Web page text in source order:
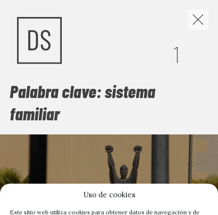
Uso de cookies
Este sitio web utiliza cookies para obtener datos de navegación y de
Los discursos de odio y
la construcción de
nuevas narrativas
Cuando el miedo se organiza en discursos, políticas y
queda en la denuncia: busca las grietas por donde abrir
comunidad. Frente a la sospecha, propone
contranarrativas capaces de escuchar, vincular y sostener
vidas dignas, para imaginar juntas una sociedad menos
herida y más habitable.
1
Palabra clave: sistema
familiar